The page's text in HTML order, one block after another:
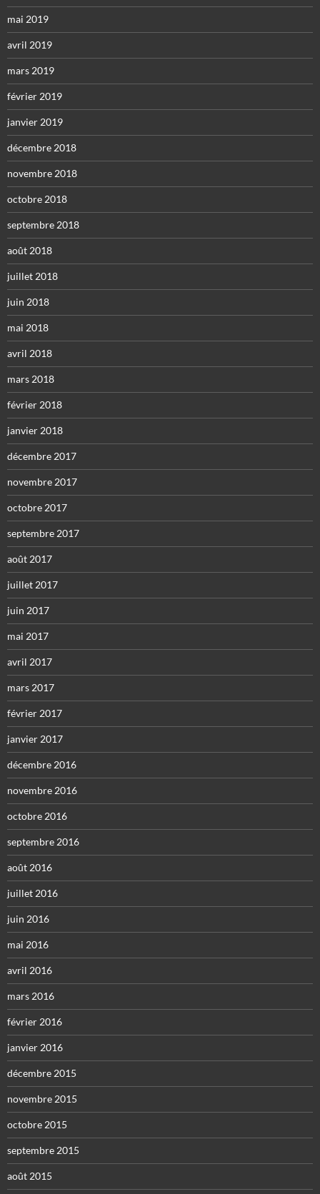
mai 2019
avril 2019
mars 2019
février 2019
janvier 2019
décembre 2018
novembre 2018
octobre 2018
septembre 2018
août 2018
juillet 2018
juin 2018
mai 2018
avril 2018
mars 2018
février 2018
janvier 2018
décembre 2017
novembre 2017
octobre 2017
septembre 2017
août 2017
juillet 2017
juin 2017
mai 2017
avril 2017
mars 2017
février 2017
janvier 2017
décembre 2016
novembre 2016
octobre 2016
septembre 2016
août 2016
juillet 2016
juin 2016
mai 2016
avril 2016
mars 2016
février 2016
janvier 2016
décembre 2015
novembre 2015
octobre 2015
septembre 2015
août 2015